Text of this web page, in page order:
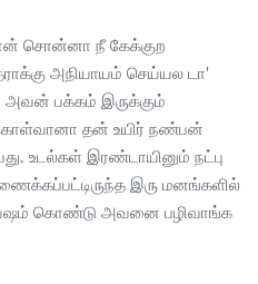
சொன்னா நீ கேக்குற
அநியாயம் செய்யல டா'
அவன் பக்கம் இருக்கும்
தன் உயிர் நண்பன்
உடல்கள் இரண்டாயினும் நட்பு
இரு மனங்களில்
கொண்டு அவனை பழிவாங்க